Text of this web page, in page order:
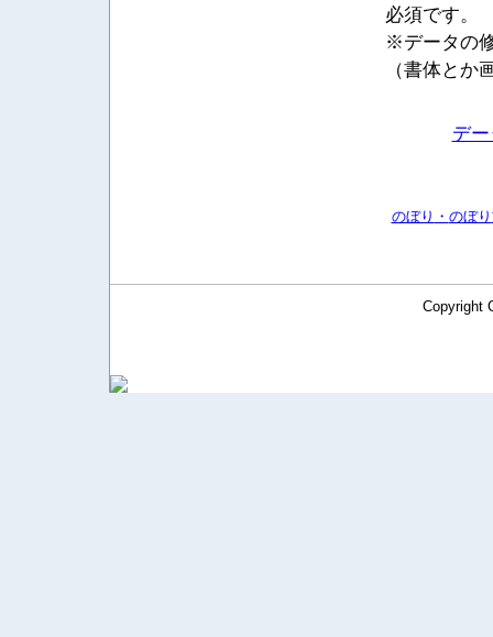
必須です。
※データの
（書体とか
デ
のぼり ・ のぼり
Copyright